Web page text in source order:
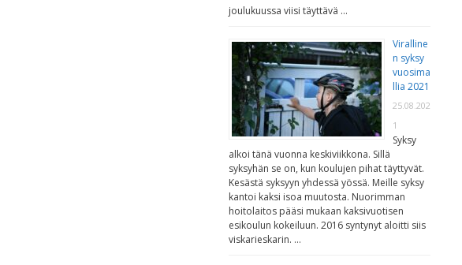
joulukuussa viisi täyttävä …
Viralline
n syksy
vuosima
llia 2021
25.08.202
1
Syksy
alkoi tänä vuonna keskiviikkona. Sillä
syksyhän se on, kun koulujen pihat täyttyvät.
Kesästä syksyyn yhdessä yössä. Meille syksy
kantoi kaksi isoa muutosta. Nuorimman
hoitolaitos pääsi mukaan kaksivuotisen
esikoulun kokeiluun. 2016 syntynyt aloitti siis
viskarieskarin. …